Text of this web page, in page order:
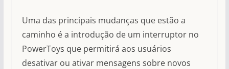
Uma das principais mudanças que estão a
caminho é a introdução de um interruptor no
PowerToys que permitirá aos usuários
desativar ou ativar mensagens sobre novos